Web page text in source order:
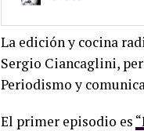
La edición y cocina
Sergio Ciancaglini,
Periodismo y
El primer episodio es